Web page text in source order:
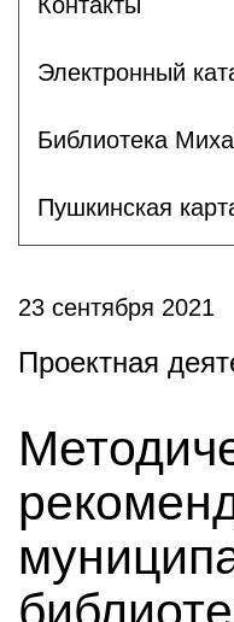
Электронный
Библиотека
Пушкинская
23 сентября 2021
Проектная